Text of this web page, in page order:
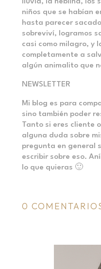
niños que se habían
hasta parecer
sobreviví, logramos
casi como milagro, y
completamente a
algún animalito que
NEWSLETTER
Mi blog es para
sino también poder
Tanto si eres cliente
alguna duda sobre
pregunta en general
escribir sobre eso.
lo que quieras 🙂
0